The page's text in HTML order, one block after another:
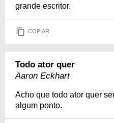
grande escritor.
COPIAR
Todo ator quer
Aaron Eckhart
Acho que todo ator quer
algum ponto.